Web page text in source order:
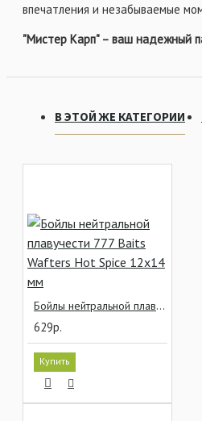
впечатления и незабываемые
"Мистер Карп" – ваш надежный
В ЭТОЙ ЖЕ КАТЕГОРИИ
Бойлы нейтральной плавучести 777 Baits Wafters Hot Spice 12x14 мм
629р.
Купить